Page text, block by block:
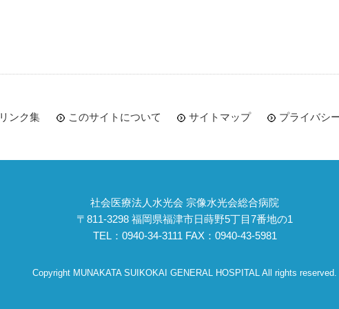
リンク集 このサイトについて サイトマップ プライバシ
社会医療法人水光会 宗像水光会総合病院
〒811-3298 福岡県福津市日蒔野5丁目7番地の1
TEL：0940-34-3111 FAX：0940-43-5981
Copyright MUNAKATA SUIKOKAI GENERAL HOSPITAL All rights reserved.